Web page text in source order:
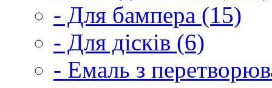
- Для бампера (15)
- Для дісків (6)
- Емаль з